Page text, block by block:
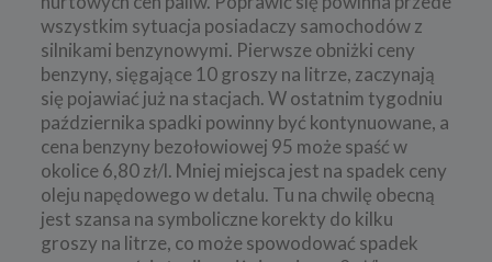
wszystkim sytuacja posiadaczy samochodów z
silnikami benzynowymi. Pierwsze obniżki ceny
benzyny, sięgające 10 groszy na litrze, zaczynają
się pojawiać już na stacjach. W ostatnim tygodniu
października spadki powinny być kontynuowane, a
cena benzyny bezołowiowej 95 może spaść w
okolice 6,80 zł/l. Mniej miejsca jest na spadek ceny
oleju napędowego w detalu. Tu na chwilę obecną
jest szansa na symboliczne korekty do kilku
groszy na litrze, co może spowodować spadek